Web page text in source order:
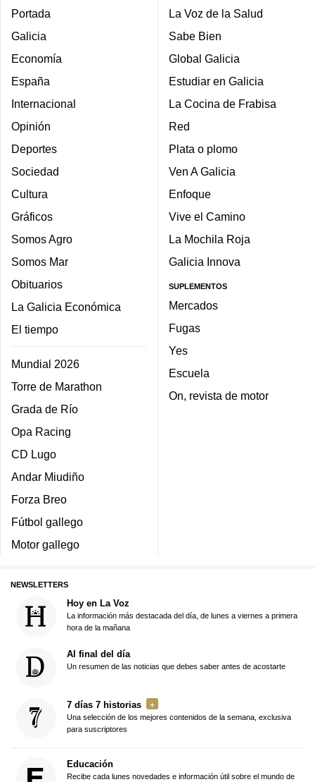
Portada
Galicia
Economía
España
Internacional
Opinión
Deportes
Sociedad
Cultura
Gráficos
Somos Agro
Somos Mar
Obituarios
La Galicia Económica
El tiempo
Mundial 2026
Torre de Marathon
Grada de Río
Opa Racing
CD Lugo
Andar Miudiño
Forza Breo
Fútbol gallego
Motor gallego
La Voz de la Salud
Sabe Bien
Global Galicia
Estudiar en Galicia
La Cocina de Frabisa
Red
Plata o plomo
Ven A Galicia
Enfoque
Vive el Camino
La Mochila Roja
Galicia Innova
SUPLEMENTOS
Mercados
Fugas
Yes
Escuela
On, revista de motor
NEWSLETTERS
Hoy en La Voz
La información más destacada del día, de lunes a viernes a primera
hora de la mañana
Al final del día
Un resumen de las noticias que debes saber antes de acostarte
7 días 7 historias
Una selección de los mejores contenidos de la semana, exclusiva
para suscriptores
Educación
Recibe cada lunes novedades e información útil sobre el mundo de